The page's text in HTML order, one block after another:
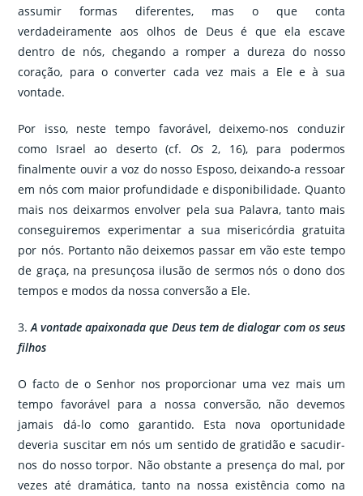
assumir formas diferentes, mas o que conta
verdadeiramente aos olhos de Deus é que ela escave
dentro de nós, chegando a romper a dureza do nosso
coração, para o converter cada vez mais a Ele e à sua
vontade.
Por isso, neste tempo favorável, deixemo-nos conduzir
como Israel ao deserto (cf. Os2, 16), para podermos
finalmente ouvir a voz do nosso Esposo, deixando-a ressoar
em nós com maior profundidade e disponibilidade. Quanto
mais nos deixarmos envolver pela sua Palavra, tanto mais
conseguiremos experimentar a sua misericórdia gratuita
por nós. Portanto não deixemos passar em vão este tempo
de graça, na presunçosa ilusão de sermos nós o dono dos
tempos e modos da nossa conversão a Ele.
3.A vontade apaixonada que Deus tem de dialogar com os seus
filhos
O facto de o Senhor nos proporcionar uma vez mais um
tempo favorável para a nossa conversão, não devemos
jamais dá-lo como garantido. Esta nova oportunidade
deveria suscitar em nós um sentido de gratidão e sacudir-
nos do nosso torpor. Não obstante a presença do mal, por
vezes até dramática, tanto na nossa existência como na